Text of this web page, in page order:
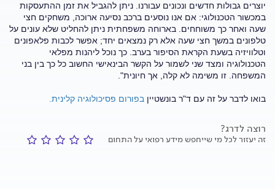
יוצרים גבולות חדשים ונכונים עבורנו. ניתן להגביל את זמן ההתעסקות
במכשור הטכנולוגי: אם אנו נוסעים ברכב נסיעה ארוכה, משחקים חצי
שעה ואחר כך משוחחים. בארוחה משפחתית ניתן להחליט שלא עונים על
טלפונים במשך חצי שעה אלא רק נמצאים יחד; אפשר לכבות פלאפונים
וטלוויזיה בשעת הקראת הסיפור בערב. כך נוכל ליהנות מפלאי
הטכנולוגיה ומצד שני לשמור על הקשר הבינאישי החשוב כל כך בין בני
המשפחה. זו משימה לא קלה, אך חיונית".
בואו לדבר על זה עם ד"ר בונשטיין בפורום פסיכולוגיה קלינית.
רוצה לדרג?
זה יעזור לכל מי שייחפש מידע רפואי על התחום